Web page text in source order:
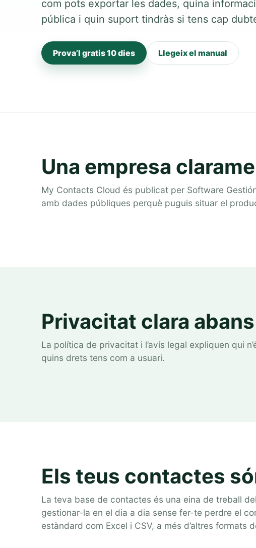
com pots exportar les dades, quina
pública i quin suport tindràs si tens cap
Prova’l gratis 10 dies Llegeix el manual
Una empresa
My Contacts Cloud és publicat per Software
amb dades públiques perquè puguis situar el
Privacitat clara
La política de privacitat i l’avís legal expliquen qui
quins drets tens com a usuari.
Els teus contactes
La teva base de contactes és una eina de treball
gestionar-la en el dia a dia sense fer-te perdre el
estàndard com Excel i CSV, a més d’altres formats